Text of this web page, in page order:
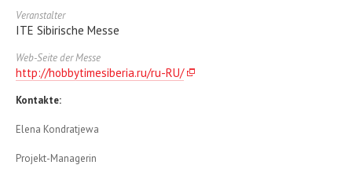
Veranstalter
ITE Sibirische Messe
Web-Seite der Messe
http://hobbytimesiberia.ru/ru-RU/
Kontakte:
Elena Kondratjewa
Projekt-Managerin